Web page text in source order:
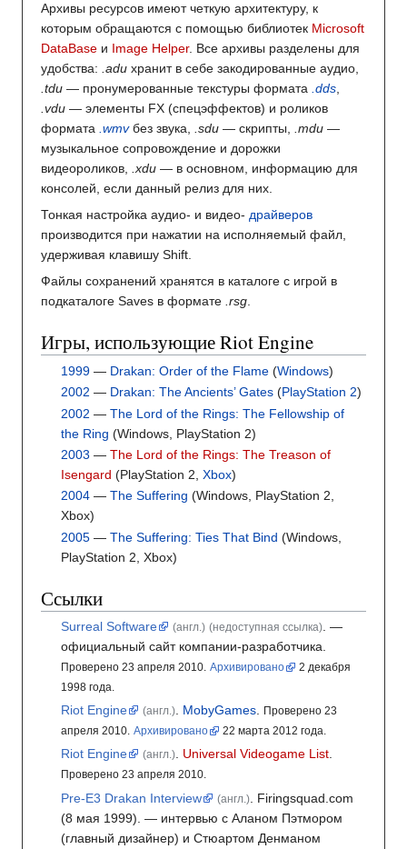
Архивы ресурсов имеют четкую архитектуру, к
которым обращаются с помощью библиотек Microsoft
DataBase и Image Helper. Все архивы разделены для
удобства: .adu хранит в себе закодированные аудио,
.tdu — пронумерованные текстуры формата .dds,
.vdu — элементы FX (спецэффектов) и роликов
формата .wmvбез звука, .sdu — скрипты, .mdu —
музыкальное сопровождение и дорожки
видеороликов, .xdu — в основном, информацию для
консолей, если данный релиз для них.
Тонкая настройка аудио- и видео- драйверов
производится при нажатии на исполняемый файл,
удерживая клавишу Shift.
Файлы сохранений хранятся в каталоге с игрой в
подкаталоге Saves в формате .rsg.
Игры, использующие Riot Engine
1999 — Drakan: Order of the Flame (Windows)
2002 — Drakan: The Ancients’ Gates (PlayStation 2)
2002 —The Lord of the Rings: The Fellowship of
the Ring (Windows, PlayStation 2)
2003 —The Lord of the Rings: The Treason of
Isengard (PlayStation 2,Xbox)
2004 —The Suffering (Windows, PlayStation 2,
Xbox)
2005 —The Suffering: Ties That Bind (Windows,
PlayStation 2, Xbox)
Ссылки
Surreal Software (англ.) (недоступная ссылка) —
официальный сайт компании-разработчика.
Проверено 23 апреля 2010. Архивировано 2 декабря
1998 года.
Riot Engine (англ.) MobyGames
Проверено 23
апреля 2010. Архивировано 22 марта 2012 года.
Riot Engine (англ.). Universal Videogame List.
Проверено 23 апреля 2010.
Pre-E3 Drakan Interview (англ.)
Firingsquad.com
(8 мая 1999). — интервью с Аланом Пэтмором
(главный дизайнер) и Стюартом Денманом